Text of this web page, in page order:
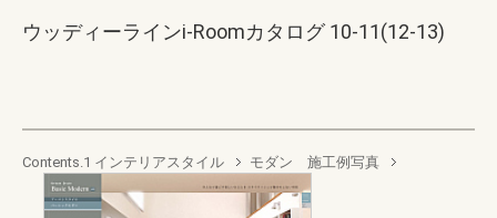
ウッディーラインi-Roomカタログ 10-11(12-13)
Contents.1 インテリアスタイル モダン 施工例写真